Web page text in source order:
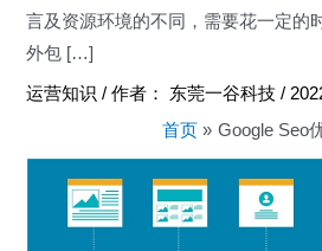
言及资源环境的不同，需要花一定的
外包 […]
运营知识 / 作者： 东莞一谷科技/
首页
Google Seo